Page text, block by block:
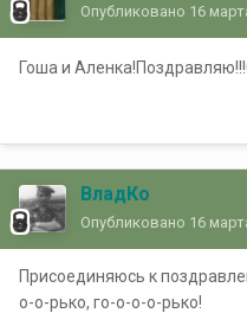
Опубликовано 16
Гоша и
ВладКо
Опубликовано 16
Присоединяюсь к
о-о-рько, го-о-о-о-рько!